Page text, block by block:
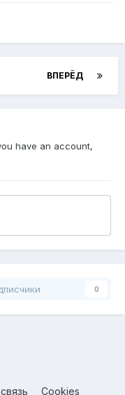
ВПЕРЁД
have an account,
0
Cookies